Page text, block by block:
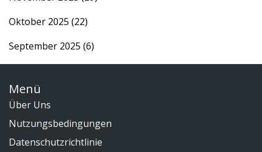
Oktober 2025 (22)
September 2025 (6)
Menü
Über Uns
Nutzungsbedingungen
Datenschutzrichtlinie